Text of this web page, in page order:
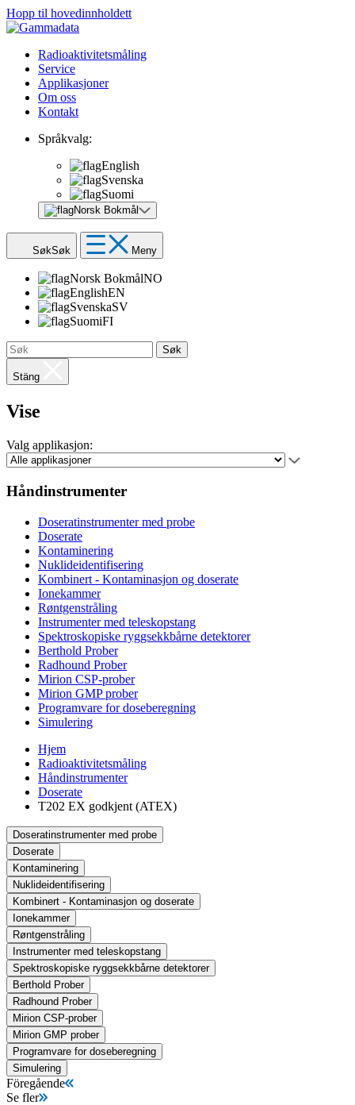
Hopp til hovedinnholdett
Radioaktivitetsmåling
Service
Applikasjoner
Om oss
Kontakt
Språkvalg:
English
Svenska
Suomi
Norsk Bokmål
SøkSøk Meny
Norsk BokmålNO
EnglishEN
SvenskaSV
SuomiFI
Søk
Stäng
Vise
Valg applikasjon:
Håndinstrumenter
Doseratinstrumenter med probe
Doserate
Kontaminering
Nuklideidentifisering
Kombinert - Kontaminasjon og doserate
Ionekammer
Røntgenstråling
Instrumenter med teleskopstang
Spektroskopiske ryggsekkbårne detektorer
Berthold Prober
Radhound Prober
Mirion CSP-prober
Mirion GMP prober
Programvare for doseberegning
Simulering
Hjem
Radioaktivitetsmåling
Håndinstrumenter
Doserate
T202 EX godkjent (ATEX)
Doseratinstrumenter med probe
Doserate
Kontaminering
Nuklideidentifisering
Kombinert - Kontaminasjon og doserate
Ionekammer
Røntgenstråling
Instrumenter med teleskopstang
Spektroskopiske ryggsekkbårne detektorer
Berthold Prober
Radhound Prober
Mirion CSP-prober
Mirion GMP prober
Programvare for doseberegning
Simulering
Föregående
Se fler